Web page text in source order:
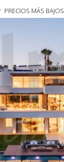
PRECIOS MÁS BAJOS